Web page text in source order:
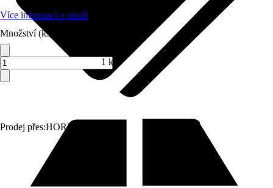
Prodej přes:HORNBACH
Více informací o zboží
Množství (ks)
1 ks